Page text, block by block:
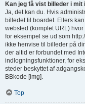
Kan jeg få vist billeder i
Ja, det kan du. Hvis
billedet til boardet. Ellers
websted (komplet URL)
for eksempel se ud som
ikke henvise til billeder på
der altid er forbundet med
indlogningsfunktioner, for
steder beskyttet af
BBkode [img].
Top